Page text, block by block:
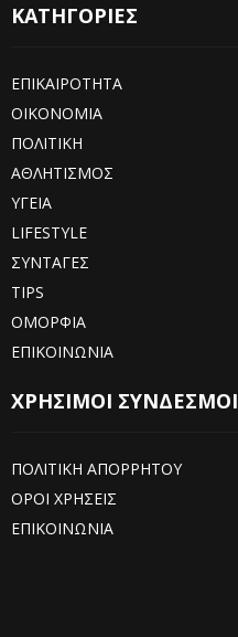
ΚΑΤΗΓΟΡΙΕΣ
ΕΠΙΚΑΙΡΟΤΗΤΑ
ΟΙΚΟΝΟΜΙΑ
ΠΟΛΙΤΙΚΗ
ΑΘΛΗΤΙΣΜΟΣ
ΥΓΕΙΑ
LIFESTYLE
ΣΥΝΤΑΓΕΣ
TIPS
ΟΜΟΡΦΙΑ
ΕΠΙΚΟΙΝΩΝΙΑ
ΧΡΗΣΙΜΟΙ ΣΥΝΔΕΣΜΟΙ
ΠΟΛΙΤΙΚΗ ΑΠΟΡΡΗΤΟΥ
ΟΡΟΙ ΧΡΗΣΕΙΣ
ΕΠΙΚΟΙΝΩΝΙΑ